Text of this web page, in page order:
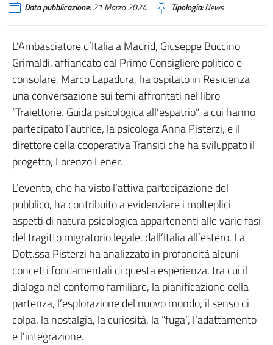
Data pubblicazione:21 Marzo 2024 Tipologia:News
L’Ambasciatore d’Italia a Madrid, Giuseppe Buccino
Grimaldi, affiancato dal Primo Consigliere politico e
consolare, Marco Lapadura, ha ospitato in Residenza
una conversazione sui temi affrontati nel libro
“Traiettorie. Guida psicologica all’espatrio”, a cui hanno
partecipato l’autrice, la psicologa Anna Pisterzi, e il
direttore della cooperativa Transiti che ha sviluppato il
progetto, Lorenzo Lener.
L’evento, che ha visto l’attiva partecipazione del
pubblico, ha contribuito a evidenziare i molteplici
aspetti di natura psicologica appartenenti alle varie fasi
del tragitto migratorio legale, dall’Italia all’estero. La
Dott.ssa Pisterzi ha analizzato in profondità alcuni
concetti fondamentali di questa esperienza, tra cui il
dialogo nel contorno familiare, la pianificazione della
partenza, l’esplorazione del nuovo mondo, il senso di
colpa, la nostalgia, la curiosità, la “fuga”, l’adattamento
e l’integrazione.